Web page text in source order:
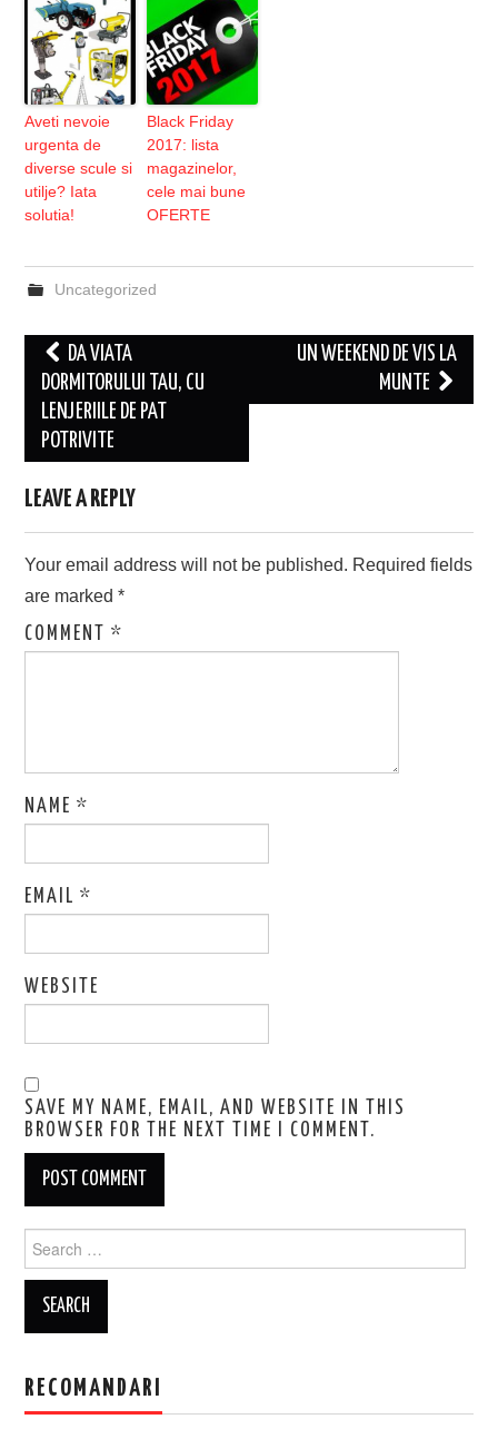
Aveti nevoie
urgenta de
diverse scule si
utilje? Iata
solutia!
Black Friday
2017: lista
magazinelor,
cele mai bune
OFERTE
Uncategorized
Post
navigation
DA VIATA
DORMITORULUI TAU, CU
LENJERIILE DE PAT
POTRIVITE
UN WEEKEND DE VIS LA
MUNTE
LEAVE A REPLY
Your email address will not be published. Required fields
are marked*
COMMENT*
NAME*
EMAIL*
WEBSITE
SAVE MY NAME, EMAIL, AND WEBSITE IN THIS
BROWSER FOR THE NEXT TIME I COMMENT.
for:
RECOMANDARI